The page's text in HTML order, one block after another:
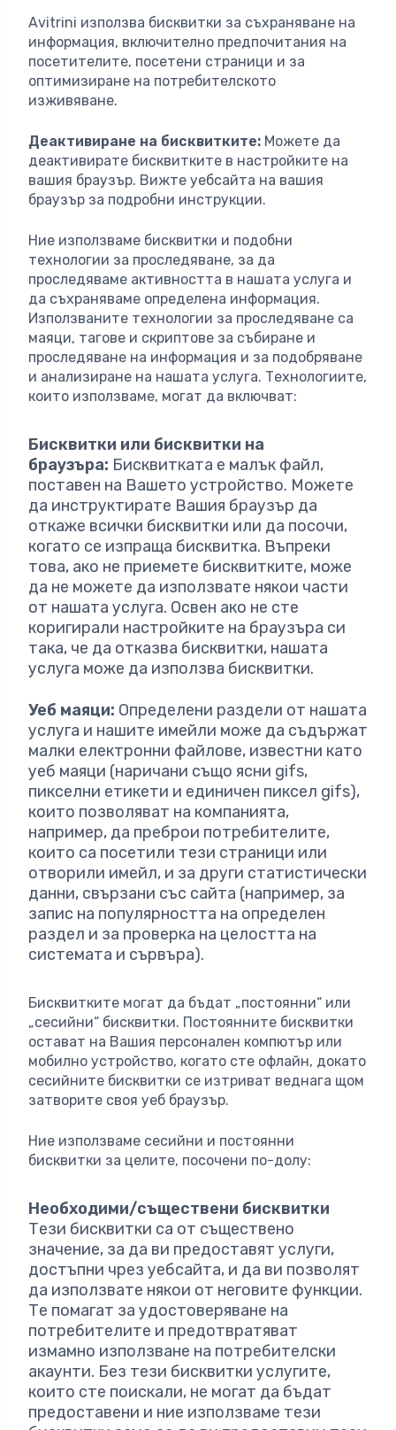
Avitrini използва бисквитки за съхраняване на
информация, включително предпочитания на
посетителите, посетени страници и за
оптимизиране на потребителското
изживяване.
Деактивиране на бисквитките: Можете да
деактивирате бисквитките в настройките на
вашия браузър. Вижте уебсайта на вашия
браузър за подробни инструкции.
Ние използваме бисквитки и подобни
технологии за проследяване, за да
проследяваме активността в нашата услуга и
да съхраняваме определена информация.
Използваните технологии за проследяване са
маяци, тагове и скриптове за събиране и
проследяване на информация и за подобряване
и анализиране на нашата услуга. Технологиите,
които използваме, могат да включват:
Бисквитки или бисквитки на
браузъра: Бисквитката е малък файл,
поставен на Вашето устройство. Можете
да инструктирате Вашия браузър да
откаже всички бисквитки или да посочи,
когато се изпраща бисквитка. Въпреки
това, ако не приемете бисквитките, може
да не можете да използвате някои части
от нашата услуга. Освен ако не сте
коригирали настройките на браузъра си
така, че да отказва бисквитки, нашата
услуга може да използва бисквитки.
Уеб маяци: Определени раздели от нашата
услуга и нашите имейли може да съдържат
малки електронни файлове, известни като
уеб маяци (наричани също ясни gifs,
пикселни етикети и единичен пиксел gifs),
които позволяват на компанията,
например, да преброи потребителите,
които са посетили тези страници или
отворили имейл, и за други статистически
данни, свързани със сайта (например, за
запис на популярността на определен
раздел и за проверка на целостта на
системата и сървъра).
Бисквитките могат да бъдат „постоянни“ или
„сесийни“ бисквитки. Постоянните бисквитки
остават на Вашия персонален компютър или
мобилно устройство, когато сте офлайн, докато
сесийните бисквитки се изтриват веднага щом
затворите своя уеб браузър.
Ние използваме сесийни и постоянни
бисквитки за целите, посочени по-долу:
Необходими/съществени бисквитки
Тези бисквитки са от съществено
значение, за да ви предоставят услуги,
достъпни чрез уебсайта, и да ви позволят
да използвате някои от неговите функции.
Те помагат за удостоверяване на
потребителите и предотвратяват
измамно използване на потребителски
акаунти. Без тези бисквитки услугите,
които сте поискали, не могат да бъдат
предоставени и ние използваме тези